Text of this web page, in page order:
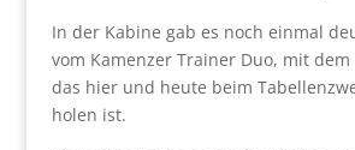
In der Kabine gab es noch einmal
vom Kamenzer Trainer Duo, mit
das hier und heute beim
holen ist.